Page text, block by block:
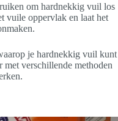
om hardnekkig vuil los
vuile oppervlak en laat het
je hardnekkig vuil kunt
verschillende methoden